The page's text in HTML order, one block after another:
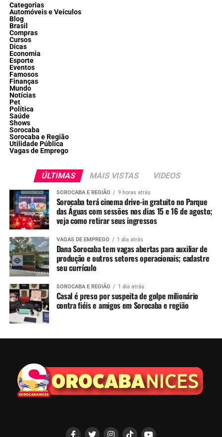
Categorias
Automóveis e Veículos
Blog
Brasil
Compras
Cursos
Dicas
Economia
Esporte
Eventos
Famosos
Finanças
Mundo
Notícias
Pet
Política
Saúde
Shows
Sorocaba
Sorocaba e Região
Utilidade Pública
Vagas de Emprego
ÚLTIMAS MAIS VISTAS VIDEOS
SOROCABA E REGIÃO 9 horas atrás
Sorocaba terá cinema drive-in gratuito no Parque
das Águas com sessões nos dias 15 e 16 de agosto;
veja como retirar seus ingressos
VAGAS DE EMPREGO 1 dia atrás
Dana Sorocaba tem vagas abertas para auxiliar de
produção e outros setores operacionais; cadastre
seu currículo
SOROCABA E REGIÃO 1 dia atrás
Casal é preso por suspeita de golpe milionário
contra fiéis e amigos em Sorocaba e região